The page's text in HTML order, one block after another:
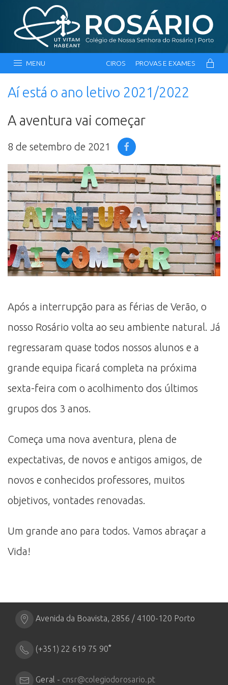
MENU CIROS PROVAS E EXAMES
Aí está o ano letivo 2021/2022
A aventura vai começar
8 de setembro de 2021
Após a interrupção para as férias de Verão, o
nosso Rosário volta ao seu ambiente natural. Já
regressaram quase todos nossos alunos e a
grande equipa ficará completa na próxima
sexta-feira com o acolhimento dos últimos
grupos dos 3 anos.
Começa uma nova aventura, plena de
expectativas, de novos e antigos amigos, de
novos e conhecidos professores, muitos
objetivos, vontades renovadas.
Um grande ano para todos. Vamos abraçar a
Vida!
Avenida da Boavista, 2856 / 4100-120 Porto
(+351) 22 619 75 90*
Geral - cnsr@colegiodorosario.pt